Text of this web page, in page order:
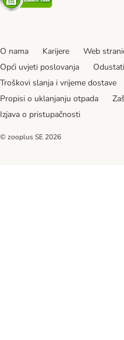
O nama Karijere Web
Opći uvjeti poslovanja
Troškovi slanja i vrijeme dostave
Propisi o uklanjanju otpada
Izjava o pristupačnosti
© zooplus SE 2026